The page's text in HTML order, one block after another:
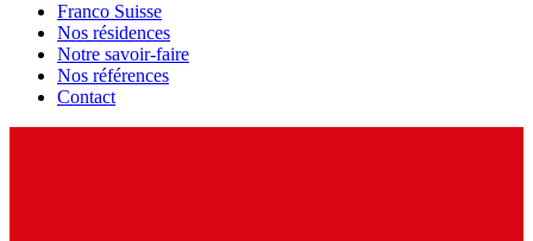
Franco Suisse
Nos résidences
Notre savoir-faire
Nos références
Contact